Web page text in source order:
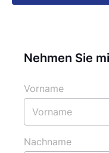
Nehmen Sie
Vorname
Nachname